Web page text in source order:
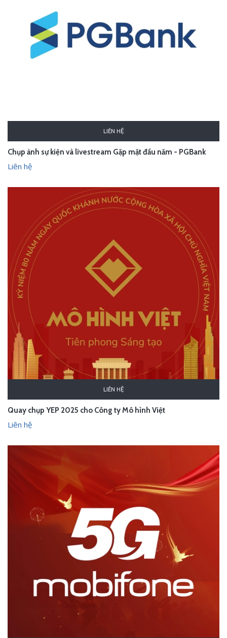
LIÊN HỆ
Chụp ảnh sự kiện và livestream Gặp mặt đầu năm - PGBank
Liên hệ
LIÊN HỆ
Quay chụp YEP 2025 cho Công ty Mô hình Việt
Liên hệ